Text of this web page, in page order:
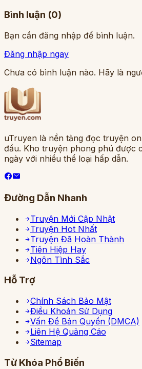
Bình luận (0)
Bạn cần đăng nhập để bình luận.
Đăng nhập ngay
Chưa có bình luận nào. Hãy là
uTruyen là nền tảng đọc truyện
đầu. Kho truyện phong phú được
ngày với nhiều thể loại hấp dẫn.
Đường Dẫn Nhanh
Truyện Mới Cập Nhật
Truyện Hot Nhất
Truyện Đã Hoàn Thành
Tiên Hiệp Hay
Ngôn Tình Sắc
Hỗ Trợ
Chính Sách Bảo Mật
Điều Khoản Sử Dụng
Vấn Đề Bản Quyền (DMCA)
Liên Hệ Quảng Cáo
Sitemap
Từ Khóa Phổ Biến